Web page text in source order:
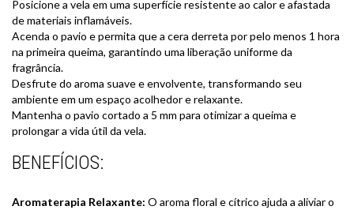
Posicione a vela em uma superfície resistente ao calor e afastada
de materiais inflamáveis.
Acenda o pavio e permita que a cera derreta por pelo menos 1 hora
na primeira queima, garantindo uma liberação uniforme da
fragrância.
Desfrute do aroma suave e envolvente, transformando seu
ambiente em um espaço acolhedor e relaxante.
Mantenha o pavio cortado a 5 mm para otimizar a queima e
prolongar a vida útil da vela.
BENEFÍCIOS:
Aromaterapia Relaxante: O aroma floral e cítrico ajuda a aliviar o